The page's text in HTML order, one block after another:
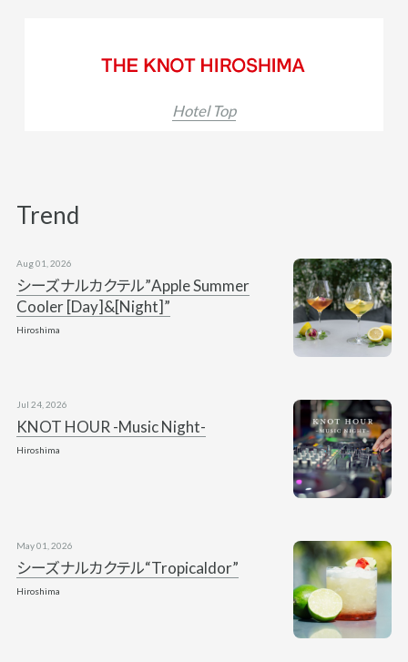
Hotel Top
Trend
シーズナルカクテル”Apple Summer
Cooler [Day]&[Night]”
Aug 01, 2026
Hiroshima
KNOT HOUR -Music Night-
Jul 24, 2026
Hiroshima
シーズナルカクテル“Tropicaldor”
May 01, 2026
Hiroshima